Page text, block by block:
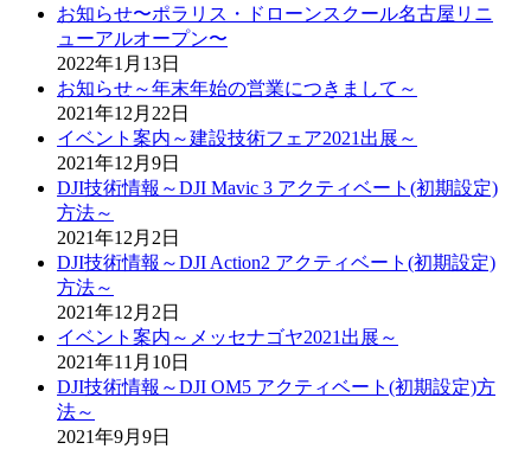
お知らせ〜ポラリス・ドローンスクール名古屋リニ
ューアルオープン〜
2022年1月13日
お知らせ～年末年始の営業につきまして～
2021年12月22日
イベント案内～建設技術フェア2021出展～
2021年12月9日
DJI技術情報～DJI Mavic 3 アクティベート(初期設定)
方法～
2021年12月2日
DJI技術情報～DJI Action2 アクティベート(初期設定)
方法～
2021年12月2日
イベント案内～メッセナゴヤ2021出展～
2021年11月10日
DJI技術情報～DJI OM5 アクティベート(初期設定)方
法～
2021年9月9日